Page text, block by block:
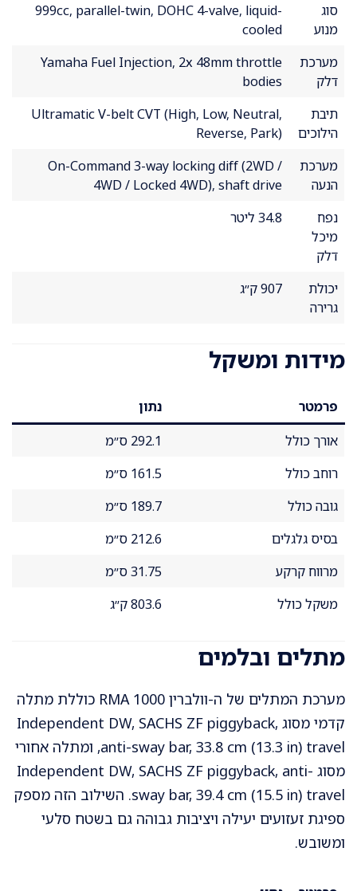
סוג
מנוע
999cc, parallel-twin, DOHC 4-valve, liquid-
cooled
מערכת
דלק
Yamaha Fuel Injection, 2x 48mm throttle
bodies
תיבת
הילוכים
Ultramatic V-belt CVT (High, Low, Neutral,
Reverse, Park)
מערכת
הנעה
On-Command 3-way locking diff (2WD /
4WD / Locked 4WD), shaft drive
נפח
מיכל
דלק
34.8 ליטר
יכולת
גרירה
907 ק״ג
מידות ומשקל
פרמטר
נתון
אורך כולל
292.1 ס״מ
רוחב כולל
161.5 ס״מ
גובה כולל
189.7 ס״מ
בסיס גלגלים
212.6 ס״מ
מרווח קרקע
31.75 ס״מ
משקל כולל
803.6 ק״ג
מתלים ובלמים
מערכת המתלים של ה-וולברין RMA 1000 כוללת מתלה
קדמי מסוג Independent DW, SACHS ZF piggyback,
anti-sway bar, 33.8 cm (13.3 in) travel, ומתלה אחורי
מסוג Independent DW, SACHS ZF piggyback, anti-
sway bar, 39.4 cm (15.5 in) travel. השילוב הזה מספק
ספיגת זעזועים יעילה ויציבות גבוהה גם בשטח סלעי
ומשובש.